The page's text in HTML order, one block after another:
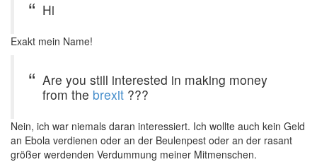
Hi
Exakt mein Name!
Are you still interested in making money
from the brexit ???
Nein, ich war niemals daran interessiert. Ich wollte auch kein Geld
an Ebola verdienen oder an der Beulenpest oder an der rasant
größer werdenden Verdummung meiner Mitmenschen.